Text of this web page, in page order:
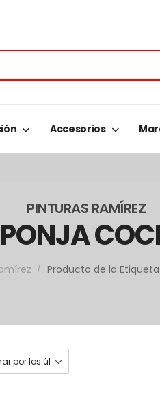
Accesorios
PINTURAS RAMÍREZ
/ Producto de la